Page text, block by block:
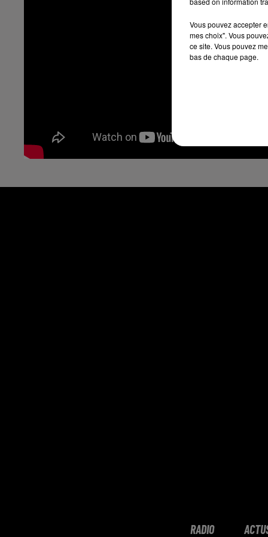
RADIO
Vous pouvez accepter
mes choix". Vous
ce site. Vous pouvez
bas de chaque page.